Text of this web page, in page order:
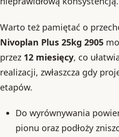
Warto też pamiętać o
Nivoplan Plus 25kg 2905
przez 12 miesięcy, co
realizacji, zwłaszcza gdy
etapów.
Do wyrównywania
pionu oraz podłoży